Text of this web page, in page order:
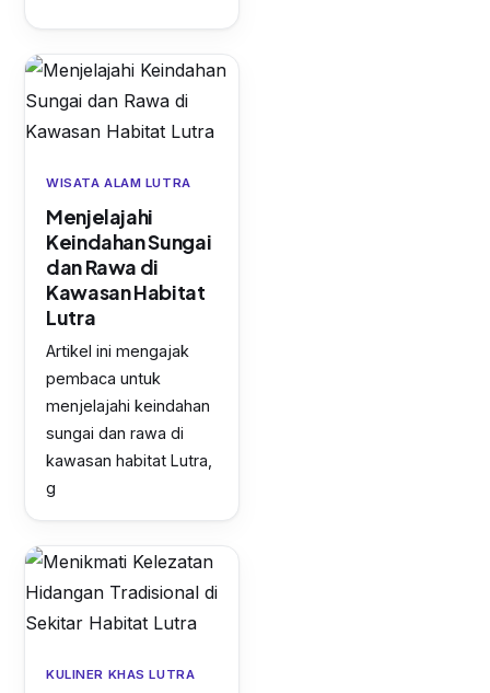
WISATA ALAM LUTRA
Menjelajahi
Keindahan Sungai
dan Rawa di
Kawasan Habitat
Lutra
Artikel ini mengajak
pembaca untuk
menjelajahi keindahan
sungai dan rawa di
kawasan habitat Lutra,
g
KULINER KHAS LUTRA